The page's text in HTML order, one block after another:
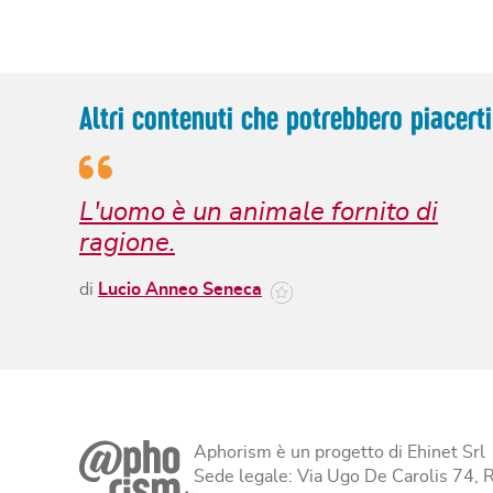
Altri contenuti che potrebbero piacerti
L'uomo è un animale fornito di
ragione.
di Lucio Anneo Seneca
Aphorism è un progetto di Ehinet Srl
Sede legale: Via Ugo De Carolis 74,